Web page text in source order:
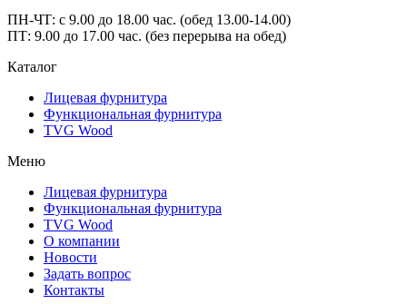
ПН-ЧТ: с 9.00 до 18.00 час. (обед 13.00-14.00)
ПТ: 9.00 до 17.00 час. (без перерыва на обед)
Каталог
Лицевая фурнитура
Функциональная фурнитура
TVG Wood
Меню
Лицевая фурнитура
Функциональная фурнитура
TVG Wood
О компании
Новости
Задать вопрос
Контакты